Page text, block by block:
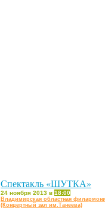
Спектакль «ШУТКА»
24 ноября 2013 в 18:00
Владимирская областная
(Концертный зал им.Танеева)